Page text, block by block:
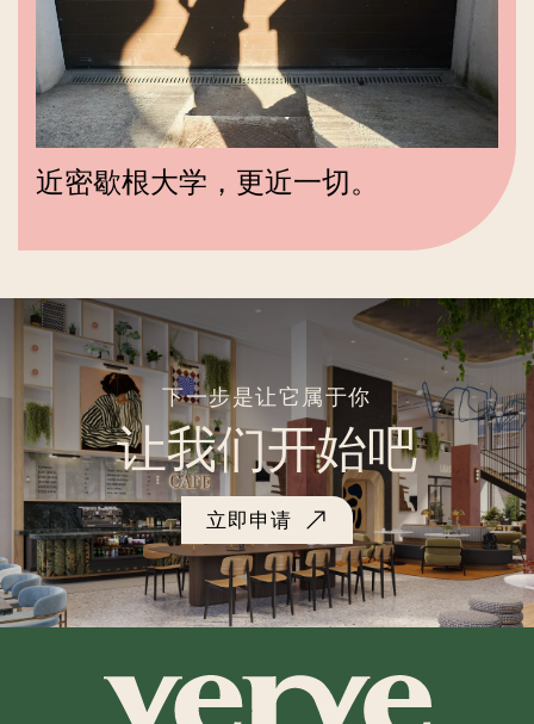
近密歇根大学，更近一切。
下一步是让它属于你
让我们开始吧
立即申请